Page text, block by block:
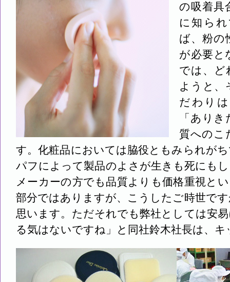
の吸着具
に知ら
ば、粉の
が必要と
では、ど
ようと、
だわり
「あり
質へのこ
す。化粧品においては脇役ともみられが
パフによって製品のよさが生きも死にも
メーカーの方でも品質よりも価格重視と
部分ではありますが、こうしたご時世で
思います。ただそれでも弊社としては安
る気はないですね」と同社鈴木社長は、キ